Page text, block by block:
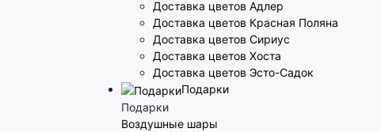
Доставка цветов Адлер
Доставка цветов Красная Поляна
Доставка цветов Сириус
Доставка цветов Хоста
Доставка цветов Эсто-Садок
Подарки
Подарки
Воздушные шары